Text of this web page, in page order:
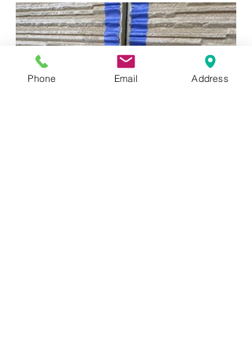
Phone Email Address